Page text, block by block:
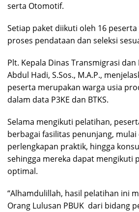
serta Otomotif.
Setiap paket diikuti oleh 16
proses pendataan dan seleksi
Plt. Kepala Dinas Transmigrasi
Abdul Hadi, S.Sos., M.A.P.,
peserta merupakan warga usia
dalam data P3KE dan BTKS.
Selama mengikuti pelatihan,
berbagai fasilitas penunjang, mulai
perlengkapan praktik, hingga
sehingga mereka dapat mengikuti
optimal.
“Alhamdulillah, hasil pelatihan ini
Orang Lulusan PBUK dari bidang